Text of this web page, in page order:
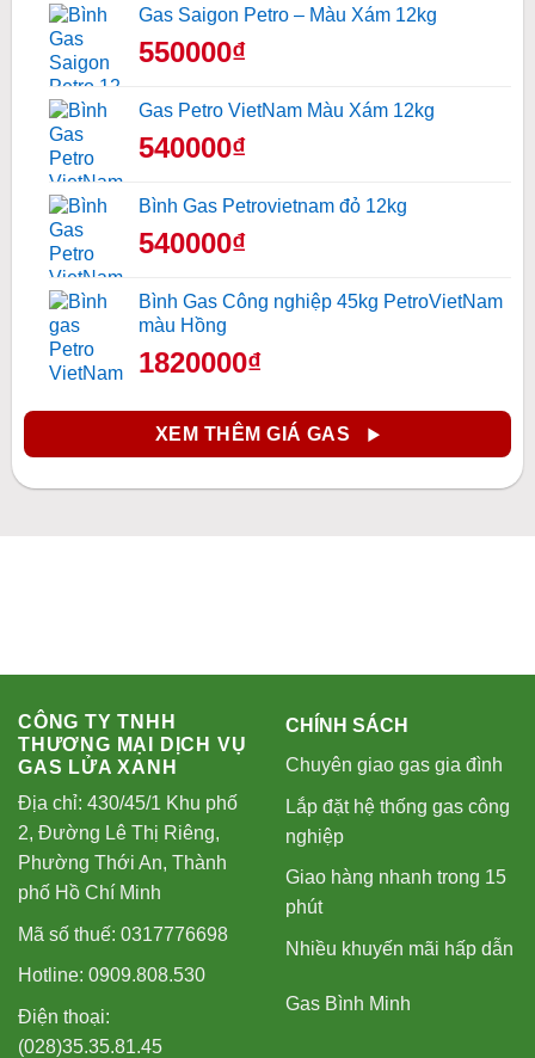
Gas Saigon Petro – Màu Xám 12kg
550000₫
Gas Petro VietNam Màu Xám 12kg
540000₫
Bình Gas Petrovietnam đỏ 12kg
540000₫
Bình Gas Công nghiệp 45kg PetroVietNam
màu Hồng
1820000₫
XEM THÊM GIÁ GAS
CÔNG TY TNHH
THƯƠNG MẠI DỊCH VỤ
GAS LỬA XANH
Địa chỉ: 430/45/1 Khu phố
2, Đường Lê Thị Riêng,
Phường Thới An, Thành
phố Hồ Chí Minh
Mã số thuế: 0317776698
Hotline: 0909.808.530
Điện thoại:
(028)35.35.81.45
CHÍNH SÁCH
Chuyên giao gas gia đình
Lắp đặt hệ thống gas công
nghiệp
Giao hàng nhanh trong 15
phút
Nhiều khuyến mãi hấp dẫn
Gas Bình Minh